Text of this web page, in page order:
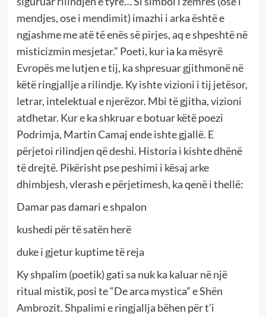
mendjes, ose i mendimit) imazhi i arka është e
ngjashme me atë të enës së pirjes, aq e shpeshtë në
misticizmin mesjetar.” Poeti, kur ia ka mësyrë
Evropës me lutjen e tij, ka shpresuar gjithmonë në
këtë ringjallje a rilindje. Ky ishte vizioni i tij jetësor,
letrar, intelektual e njerëzor. Mbi të gjitha, vizioni
atdhetar. Kur e ka shkruar e botuar këtë poezi
Podrimja, Martin Camaj ende ishte gjallë. E
përjetoi rilindjen që deshi. Historia i kishte dhënë
të drejtë. Pikërisht pse peshimi i kësaj arke
dhimbjesh, vlerash e përjetimesh, ka qenë i thellë:
Damar pas damari e shpalon
kushedi për të satën herë
duke i gjetur kuptime të reja
Ky shpalim (poetik) gati sa nuk ka kaluar në një
ritual mistik, posi te “De arca mystica” e Shën
Ambrozit. Shpalimi e ringjallja bëhen për t’i